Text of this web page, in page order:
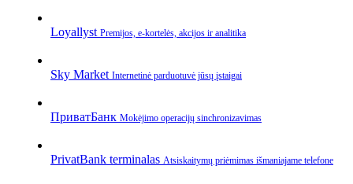
Loyallyst Premijos, e‑kortelės, akcijos ir analitika
Sky Market Internetinė parduotuvė jūsų įstaigai
ПриватБанк Mokėjimo operacijų sinchronizavimas
PrivatBank terminalas Atsiskaitymų priėmimas išmaniajame telefone